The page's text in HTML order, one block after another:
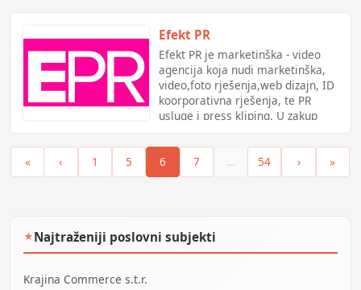
Efekt PR
Efekt PR je marketinška - video
agencija koja nudi marketinška,
video,foto rješenja,web dizajn, ID
koorporativna rješenja, te PR
usluge i press kliping. U zakup
cijeloj BiH), livestream prijenose.
«
‹ 1 5 6 7 … 54 › »
★Najtraženiji poslovni subjekti
Krajina Commerce s.t.r.